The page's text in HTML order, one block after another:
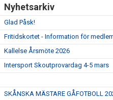
GYMKORT NORDIC WELLNESS
FYSTRÄNING
POLICY SOCIALA MEDIER
FRITIDSKORTET 2026
Nyhetsarkiv
Glad Påsk!
Fritidskortet - Information för
Kallelse Årsmöte 2026
Intersport Skoutprovardag 4-5 mars
SKÅNSKA MÄSTARE GÅFOTBOLL